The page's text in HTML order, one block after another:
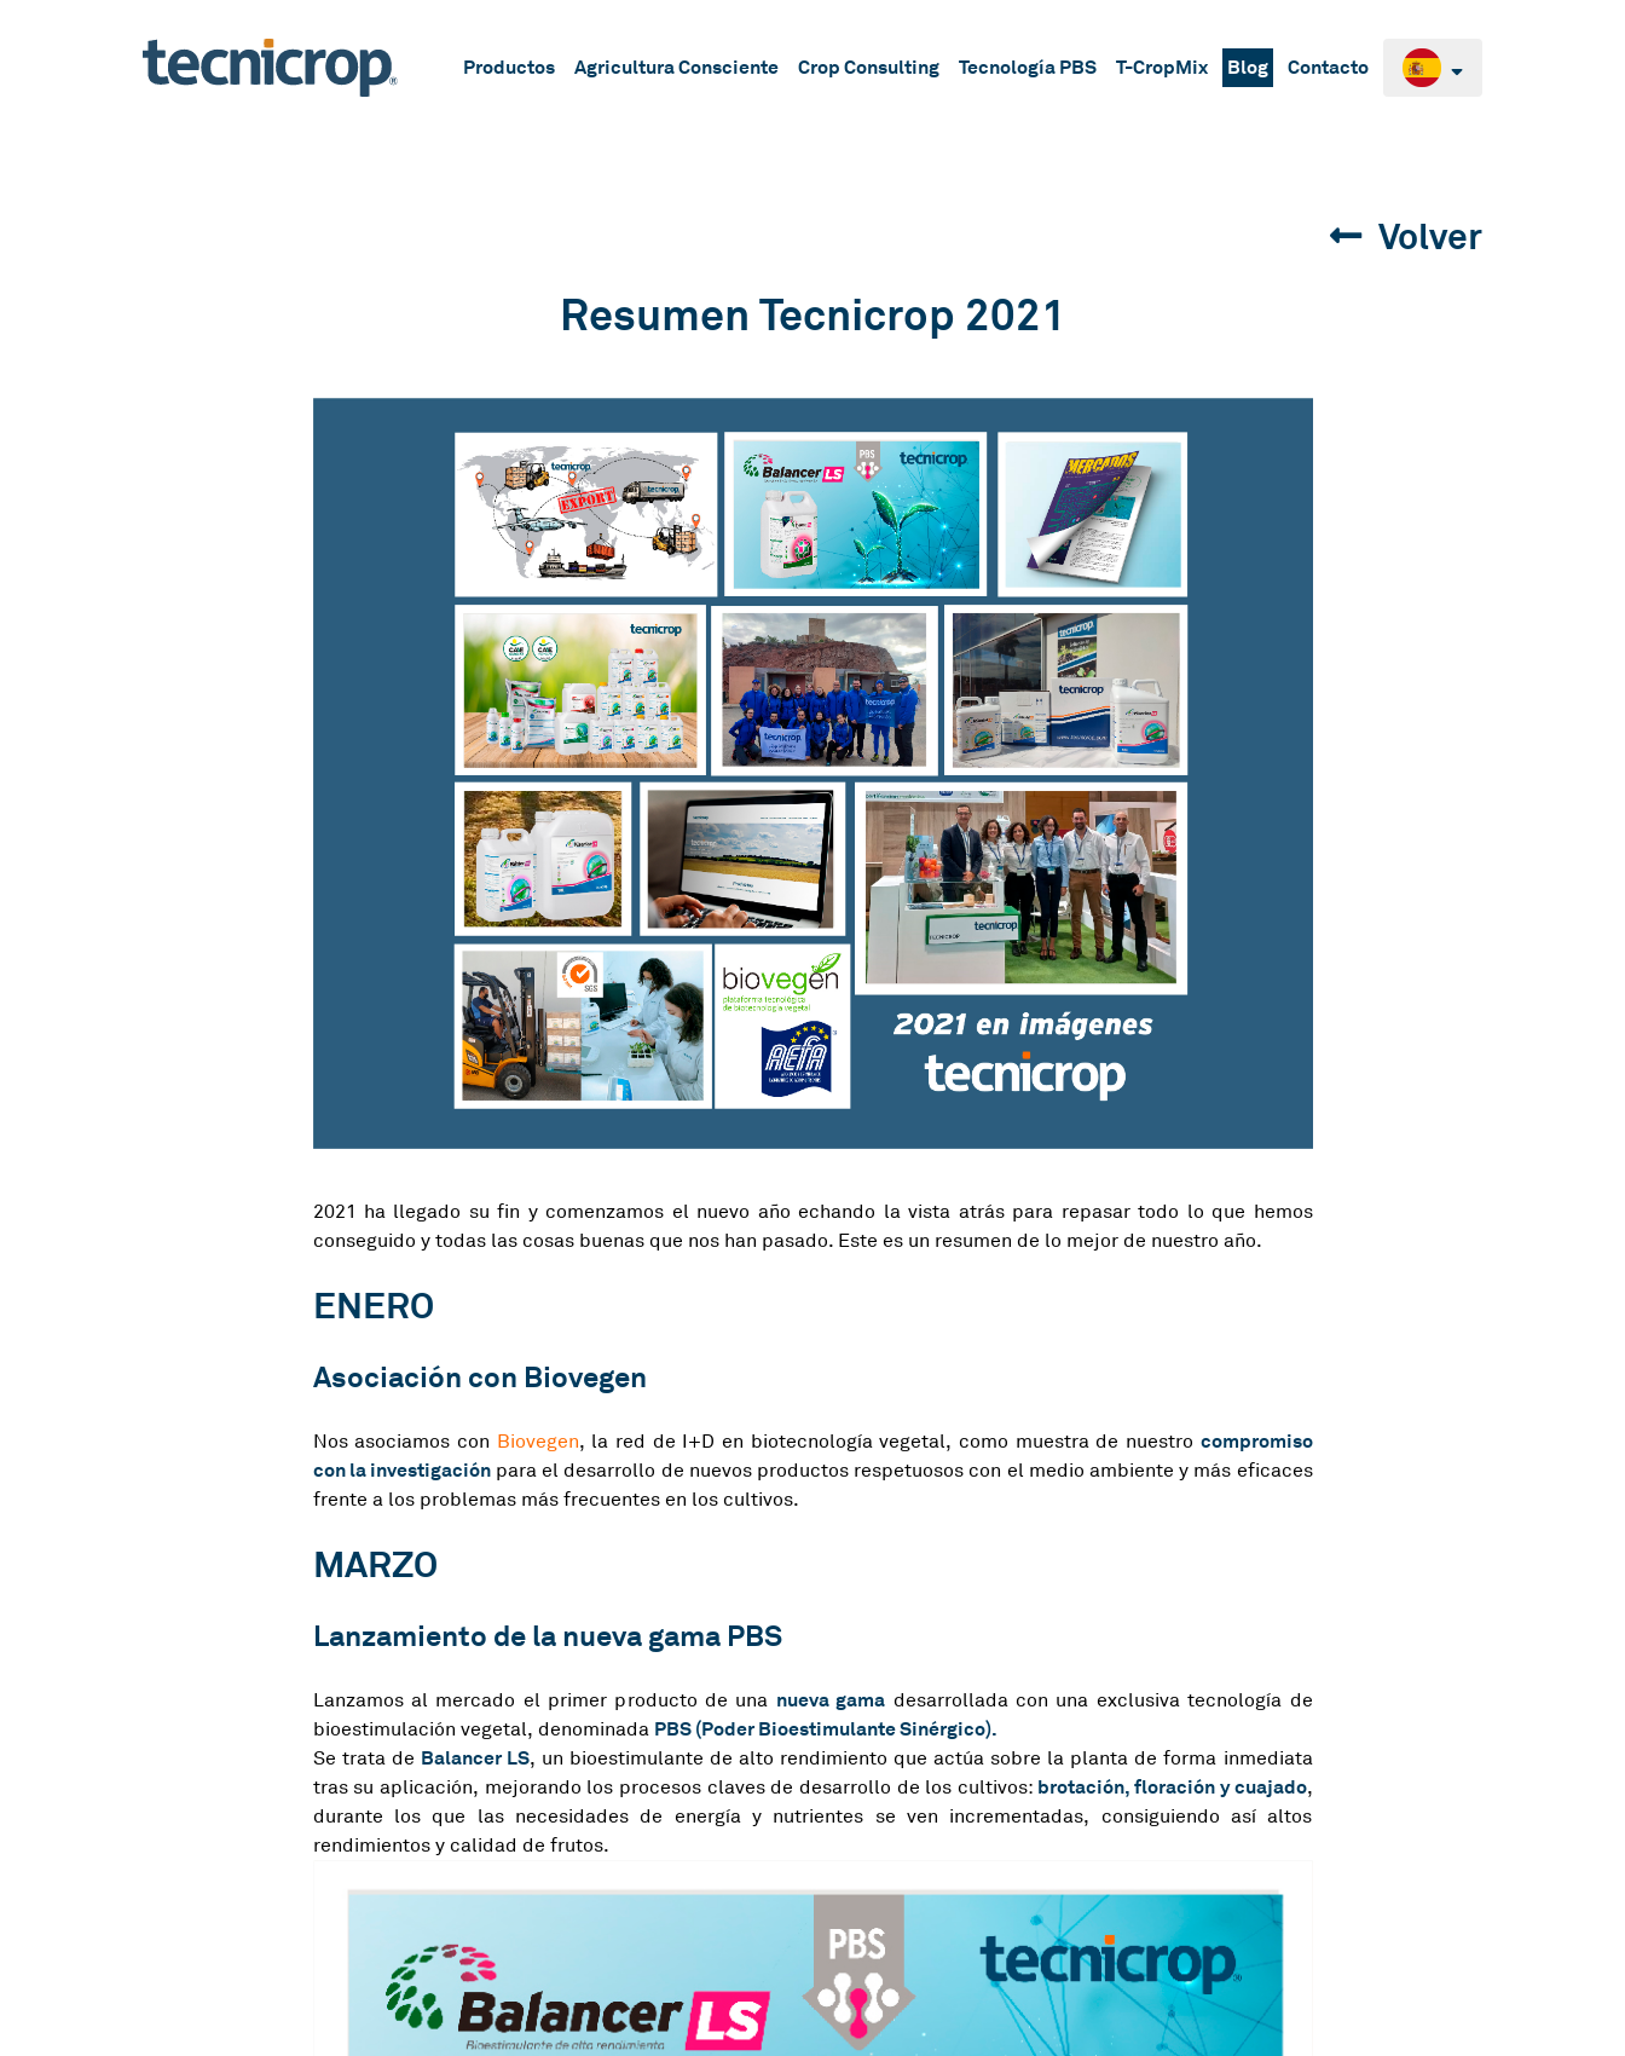
Productos Agricultura Consciente Crop Consulting Tecnología PBS T-CropMix Blog Contacto
Resumen Tecnicrop 2021
Volver
2021 ha llegado su fin y comenzamos el nuevo año echando la vista atrás para repasar todo lo que hemos
conseguido y todas las cosas buenas que nos han pasado. Este es un resumen de lo mejor de nuestro año.
ENERO
Asociación con Biovegen
Nos asociamos con Biovegen, la red de I+D en biotecnología vegetal, como muestra de nuestro compromiso
con la investigaciónpara el desarrollo de nuevos productos respetuosos con el medio ambiente y más eficaces
frente a los problemas más frecuentes en los cultivos.
MARZO
Lanzamiento de la nueva gama PBS
Lanzamos al mercado el primer producto de una nueva gama desarrollada con una exclusiva tecnología de
bioestimulación vegetal, denominada PBS (Poder Bioestimulante Sinérgico).
Se trata de Balancer LS, un bioestimulante de alto rendimiento que actúa sobre la planta de forma inmediata
tras su aplicación, mejorando los procesos claves de desarrollo de los cultivos: brotación, floración y cuajado,
durante los que las necesidades de energía y nutrientes se ven incrementadas, consiguiendo así altos
rendimientos y calidad de frutos.